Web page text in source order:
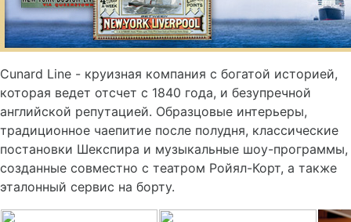
Cunard Line - круизная компания с богатой историей,
которая ведет отсчет с 1840 года, и безупречной
английской репутацией. Образцовые интерьеры,
традиционное чаепитие после полудня, классические
постановки Шекспира и музыкальные шоу-программы,
созданные совместно с театром Ройял-Корт, а также
эталонный сервис на борту.